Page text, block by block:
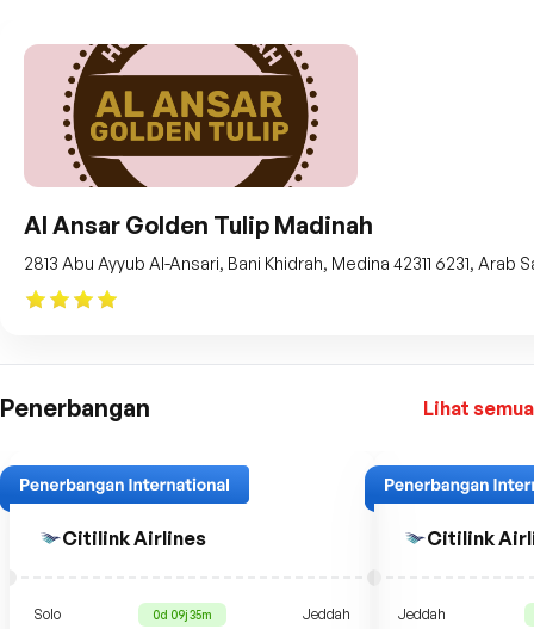
Al Ansar Golden Tulip Madinah
2813 Abu Ayyub Al-Ansari, Bani Khidrah, Medina 42311 6231, Arab
Penerbangan Lihat semua
Citilink Airlines
Solo 0d 09j 35m Jeddah
Citilink
Jeddah